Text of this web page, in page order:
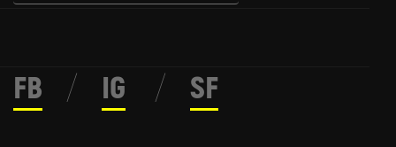
FB / IG / SF